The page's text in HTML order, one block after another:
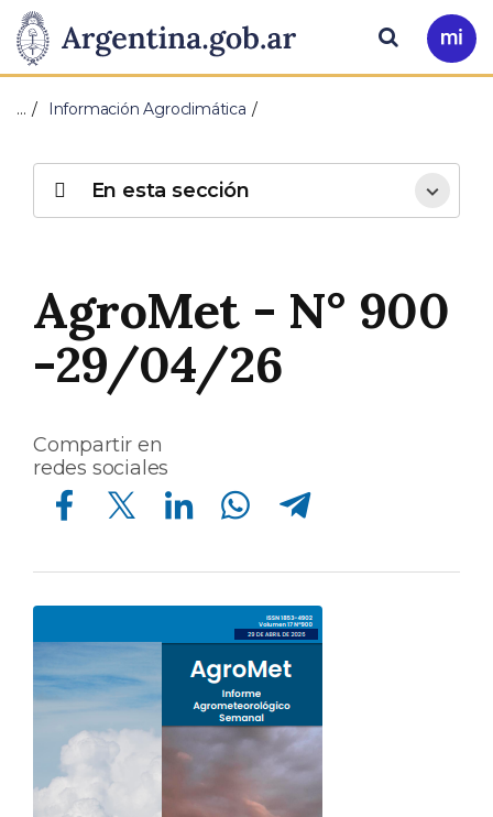
Presidencia
de
Nación
Pasar al contenido principal
Ir
a
Buscar
… Información Agroclimática
AgroMet - N° 900
-29/04/26
Compartir en
redes sociales
Compartir en Facebook Compartir en Twitter Compartir en Linkedin Compartir en Whatsapp Compartir en Telegram
En esta sección